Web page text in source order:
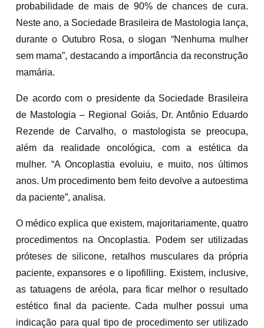
probabilidade de mais de 90% de chances de cura.
Neste ano, a Sociedade Brasileira de Mastologia lança,
durante o Outubro Rosa, o slogan “Nenhuma mulher
sem mama”, destacando a importância da reconstrução
mamária.
De acordo com o presidente da Sociedade Brasileira
de Mastologia – Regional Goiás, Dr. Antônio Eduardo
Rezende de Carvalho, o mastologista se preocupa,
além da realidade oncológica, com a estética da
mulher. “A Oncoplastia evoluiu, e muito, nos últimos
anos. Um procedimento bem feito devolve a autoestima
da paciente”, analisa.
O médico explica que existem, majoritariamente, quatro
procedimentos na Oncoplastia. Podem ser utilizadas
próteses de silicone, retalhos musculares da própria
paciente, expansores e o lipofilling. Existem, inclusive,
as tatuagens de aréola, para ficar melhor o resultado
estético final da paciente. Cada mulher possui uma
indicação para qual tipo de procedimento ser utilizado